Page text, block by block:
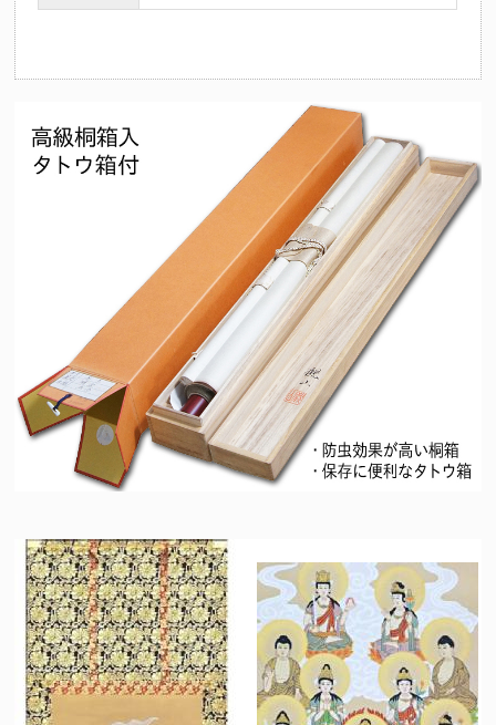
十三仏の中には、人それぞれの守り本尊があるとされています。
（十二支の守護仏にも起因）法要を期に祖先の供養とご自身やご家
族の守護を目的として心安らかな日々を過ごせるようこの掛け軸を
お掛けくださいませ。